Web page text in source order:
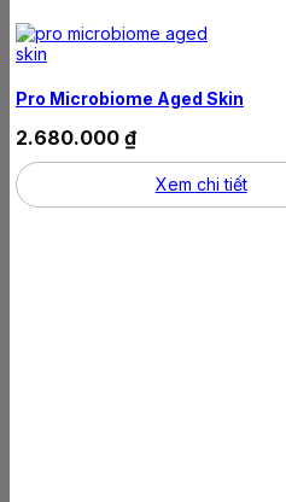
Pro Microbiome Aged Skin
2.680.000 ₫
Xem chi tiết